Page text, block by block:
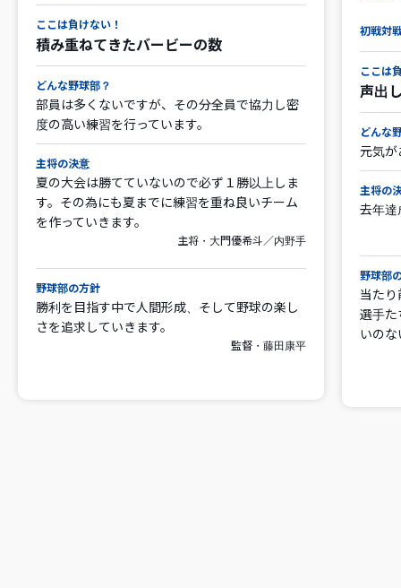
ここは負けない！
積み重ねてきたバービーの数
どんな野球部？
部員は多くないですが、その分全員で協力し密
度の高い練習を行っています。
主将の決意
夏の大会は勝てていないので必ず１勝以上しま
す。その為にも夏までに練習を重ね良いチーム
を作っていきます。
主将・大門優希斗／内野手
野球部の方針
勝利を目指す中で人間形成、そして野球の楽し
さを追求していきます。
監督・藤田康平
初戦対
ここは
声出
どんな
元気が
主将の
去年達
野球部
当た
選手た
いの